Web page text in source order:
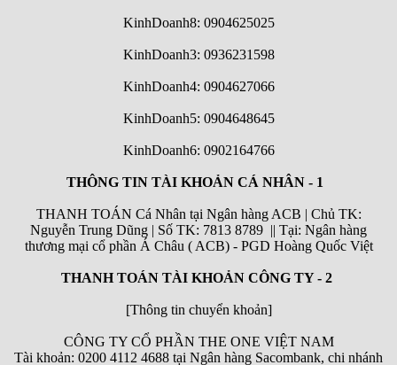
KinhDoanh8: 0904625025
KinhDoanh3: 0936231598
KinhDoanh4: 0904627066
KinhDoanh5: 0904648645
KinhDoanh6: 0902164766
THÔNG TIN TÀI KHOẢN CÁ NHÂN - 1
THANH TOÁN Cá Nhân tại Ngân hàng ACB | Chủ TK:
Nguyễn Trung Dũng | Số TK: 7813 8789 || Tại: Ngân hàng
thương mại cổ phần Á Châu ( ACB) - PGD Hoàng Quốc Việt
THANH TOÁN TÀI KHOẢN CÔNG TY - 2
[Thông tin chuyển khoản]
CÔNG TY CỔ PHẦN THE ONE VIỆT NAM
Tài khoản: 0200 4112 4688 tại Ngân hàng Sacombank, chi nhánh